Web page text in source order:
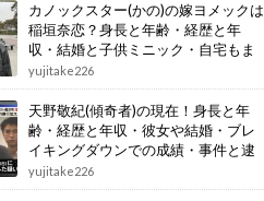
カノックスター(かの)の嫁ヨメックは
稲垣奈恋？身長と年齢・経歴と年
収・結婚と子供ミニック・自宅もま
とめ
yujitake226
天野敬紀(傾奇者)の現在！身長と年
齢・経歴と年収・彼女や結婚・ブレ
イキングダウンでの成績・事件と逮
捕もまとめ
yujitake226